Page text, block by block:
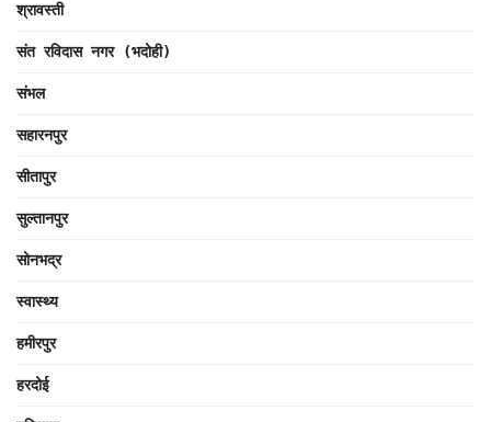
श्रावस्ती
संत रविदास नगर (भदोही)
संभल
सहारनपुर
सीतापुर
सुल्तानपुर
सोनभद्र
स्वास्थ्य
हमीरपुर
हरदोई